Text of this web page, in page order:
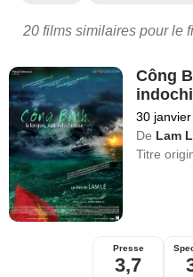
20 films similaires pour le
Công
30
De Lam
Titre
Presse
3,7